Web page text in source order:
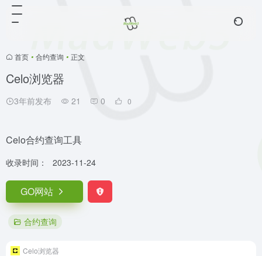
首页 • 合约查询 • 正文
Celo浏览器
3年前发布 21 0 0
Celo合约查询工具
收录时间： 2023-11-24
GO网站
合约查询
Celo浏览器